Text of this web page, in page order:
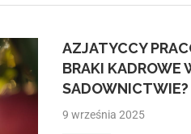
AZJATYCCY
BRAKI KADROWE
SADOWNICTWIE?
9 września 2025